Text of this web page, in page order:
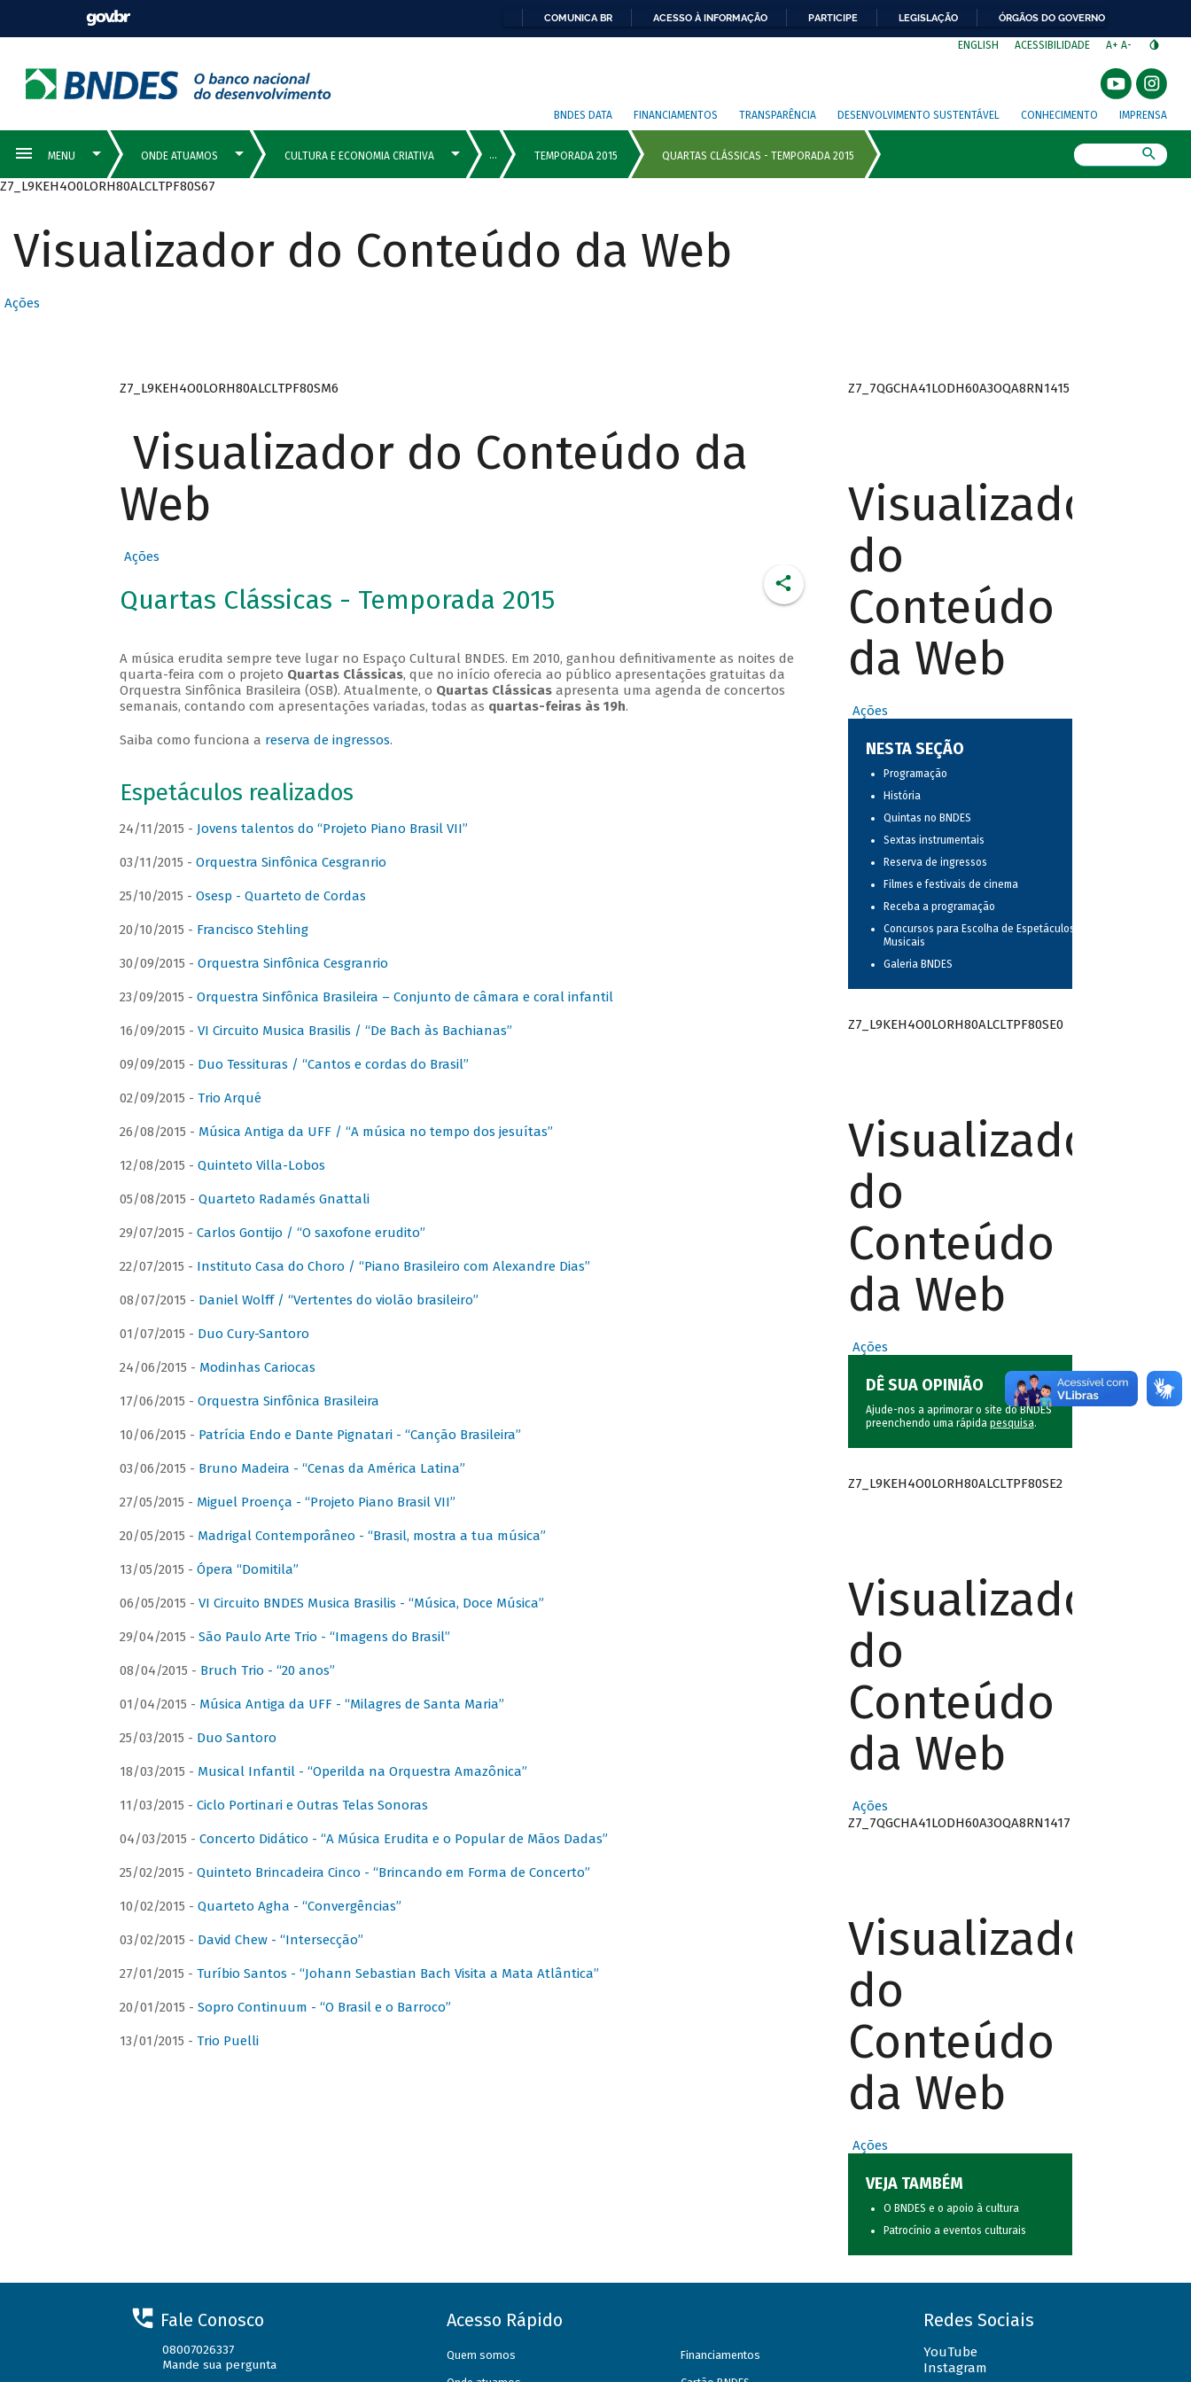
COMUNICA BR ACESSO À INFORMAÇÃO PARTICIPE LEGISLAÇÃO ÓRGÃOS DO GOVERNO
ENGLISH ACESSIBILIDADE A+ A-
BNDES DATA FINANCIAMENTOS TRANSPARÊNCIA DESENVOLVIMENTO SUSTENTÁVEL CONHECIMENTO IMPRENSA
Z7_L9KEH4O0LORH80ALCLTPF80S67
Visualizador do Conteúdo da Web
Ações
Z7_L9KEH4O0LORH80ALCLTPF80SM6
Visualizador do Conteúdo da
Web
Ações
Quartas Clássicas - Temporada 2015
A música erudita sempre teve lugar no Espaço Cultural BNDES. Em 2010, ganhou definitivamente as noites de
quarta-feira com o projeto Quartas Clássicas, que no início oferecia ao público apresentações gratuitas da
Orquestra Sinfônica Brasileira (OSB). Atualmente, o Quartas Clássicasapresenta uma agenda de concertos
semanais, contando com apresentações variadas, todas as quartas-feiras às 19h.
Saiba como funciona a reserva de ingressos.
Espetáculos realizados
24/11/2015 - Jovens talentos do “Projeto Piano Brasil VII”
03/11/2015 - Orquestra Sinfônica Cesgranrio
25/10/2015 - Osesp - Quarteto de Cordas
20/10/2015 - Francisco Stehling
30/09/2015 - Orquestra Sinfônica Cesgranrio
23/09/2015 - Orquestra Sinfônica Brasileira – Conjunto de câmara e coral infantil
16/09/2015 - VI Circuito Musica Brasilis / “De Bach às Bachianas”
09/09/2015 - Duo Tessituras / “Cantos e cordas do Brasil”
02/09/2015 - Trio Arqué
26/08/2015 - Música Antiga da UFF / “A música no tempo dos jesuítas”
12/08/2015 - Quinteto Villa-Lobos
05/08/2015 - Quarteto Radamés Gnattali
29/07/2015 - Carlos Gontijo / “O saxofone erudito”
22/07/2015 - Instituto Casa do Choro / “Piano Brasileiro com Alexandre Dias”
08/07/2015 - Daniel Wolff / “Vertentes do violão brasileiro”
01/07/2015 - Duo Cury-Santoro
24/06/2015 - Modinhas Cariocas
17/06/2015 - Orquestra Sinfônica Brasileira
10/06/2015 - Patrícia Endo e Dante Pignatari - “Canção Brasileira”
03/06/2015 - Bruno Madeira - “Cenas da América Latina”
27/05/2015 - Miguel Proença - “Projeto Piano Brasil VII”
20/05/2015 - Madrigal Contemporâneo - “Brasil, mostra a tua música”
13/05/2015 - Ópera “Domitila”
06/05/2015 - VI Circuito BNDES Musica Brasilis - “Música, Doce Música”
29/04/2015 - São Paulo Arte Trio - “Imagens do Brasil”
08/04/2015 - Bruch Trio - “20 anos”
01/04/2015 - Música Antiga da UFF - “Milagres de Santa Maria”
25/03/2015 - Duo Santoro
18/03/2015 - Musical Infantil - “Operilda na Orquestra Amazônica”
11/03/2015 - Ciclo Portinari e Outras Telas Sonoras
04/03/2015 - Concerto Didático - “A Música Erudita e o Popular de Mãos Dadas”
25/02/2015 - Quinteto Brincadeira Cinco - “Brincando em Forma de Concerto”
10/02/2015 - Quarteto Agha - “Convergências”
03/02/2015 - David Chew - “Intersecção”
27/01/2015 - Turíbio Santos - “Johann Sebastian Bach Visita a Mata Atlântica”
20/01/2015 - Sopro Continuum - “O Brasil e o Barroco”
13/01/2015 - Trio Puelli
Z7_7QGCHA41LODH60A3OQA8RN1415
Visualizador
do
Conteúdo
da Web
Ações
NESTA SEÇÃO
Programação
História
Quintas no BNDES
Sextas instrumentais
Reserva de ingressos
Filmes e festivais de cinema
Receba a programação
Concursos para Escolha de Espetáculos
Musicais
Galeria BNDES
Z7_L9KEH4O0LORH80ALCLTPF80SE0
Visualizador
do
Conteúdo
da Web
Ações
DÊ SUA OPINIÃO
Ajude-nos a aprimorar o site do BNDES
preenchendo uma rápida pesquisa.
Z7_L9KEH4O0LORH80ALCLTPF80SE2
Visualizador
do
Conteúdo
da Web
Ações
Z7_7QGCHA41LODH60A3OQA8RN1417
Visualizador
do
Conteúdo
da Web
Ações
VEJA TAMBÉM
O BNDES e o apoio à cultura
Patrocínio a eventos culturais
Fale Conosco
08007026337
Mande sua pergunta
Acesso Rápido
Quem somos Financiamentos
Redes Sociais
YouTube
Instagram